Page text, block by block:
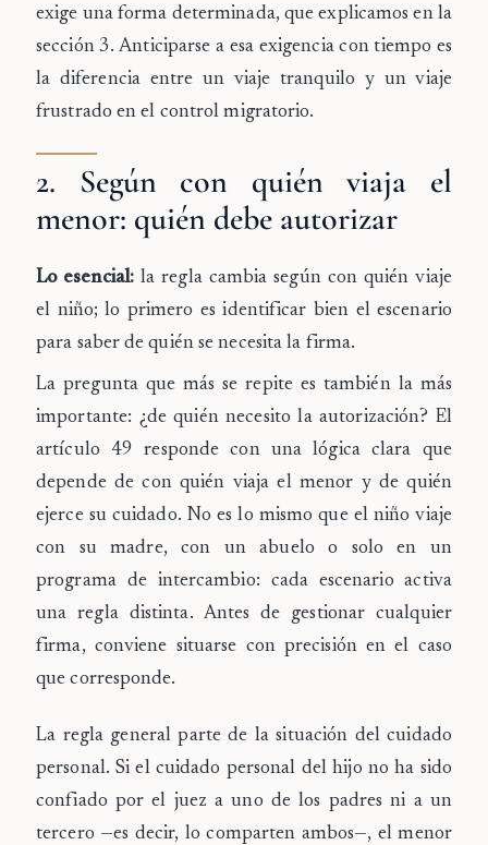
exige una forma determinada, que explicamos en la
sección 3. Anticiparse a esa exigencia con tiempo es
la diferencia entre un viaje tranquilo y un viaje
frustrado en el control migratorio.
2. Según con quién viaja el
menor: quién debe autorizar
Lo esencial: la regla cambia según con quién viaje
el niño; lo primero es identificar bien el escenario
para saber de quién se necesita la firma.
La pregunta que más se repite es también la más
importante: ¿de quién necesito la autorización? El
artículo 49 responde con una lógica clara que
depende decon quién viaja el menor y de quién
ejerce su cuidado. No es lo mismo que el niño viaje
con su madre, con un abuelo o solo en un
programa de intercambio: cada escenario activa
una regla distinta. Antes de gestionar cualquier
firma, conviene situarse con precisión en el caso
que corresponde.
La regla general parte de la situación del cuidado
personal. Si el cuidado personal del hijo no ha sido
confiado por el juez a uno de los padres ni a un
tercero —es decir, lo comparten ambos—, el menor